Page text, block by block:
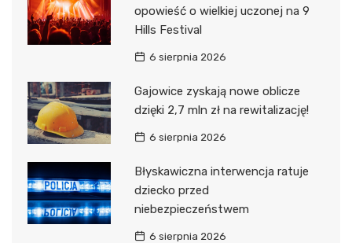
opowieść o wielkiej uczonej na 9
Hills Festival
6 sierpnia 2026
Gajowice zyskają nowe oblicze
dzięki 2,7 mln zł na rewitalizację!
6 sierpnia 2026
Błyskawiczna interwencja ratuje
dziecko przed
niebezpieczeństwem
6 sierpnia 2026